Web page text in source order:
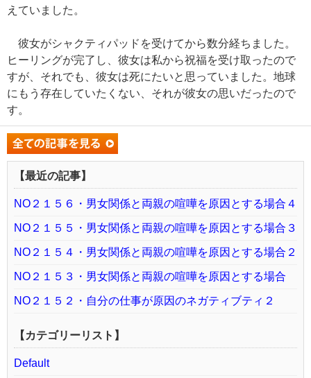
えていました。
彼女がシャクティパッドを受けてから数分経ちました。
ヒーリングが完了し、彼女は私から祝福を受け取ったので
すが、それでも、彼女は死にたいと思っていました。地球
にもう存在していたくない、それが彼女の思いだったので
す。
【最近の記事】
NO２１５６・男女関係と両親の喧嘩を原因とする場合４
NO２１５５・男女関係と両親の喧嘩を原因とする場合３
NO２１５４・男女関係と両親の喧嘩を原因とする場合２
NO２１５３・男女関係と両親の喧嘩を原因とする場合
NO２１５２・自分の仕事が原因のネガティブティ２
【カテゴリーリスト】
Default